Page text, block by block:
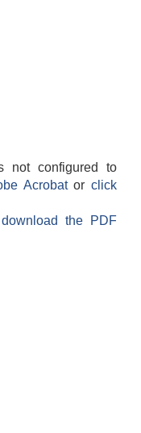
not configured to
Acrobatorclick
the PDF